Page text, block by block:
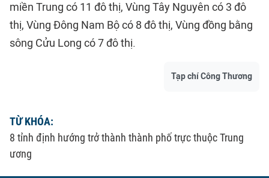
miền Trung có 11 đô thị, Vùng Tây Nguyên có 3 đô
thị, Vùng Đông Nam Bộ có 8 đô thị, Vùng đồng bằng
sông Cửu Long có 7 đô thị.
Tạp chí Công Thương
TỪ KHÓA:
8 tỉnh định hướng trở thành thành phố trực thuộc Trung
ương